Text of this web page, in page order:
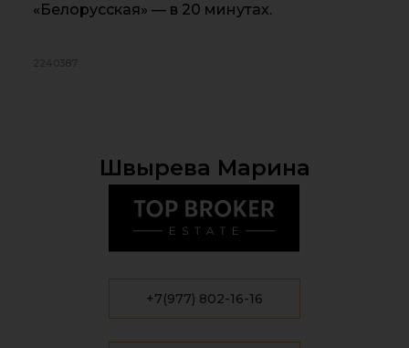
«Белорусская» — в 20 минутах.
Швырева Марина
+7(977) 802-16-16